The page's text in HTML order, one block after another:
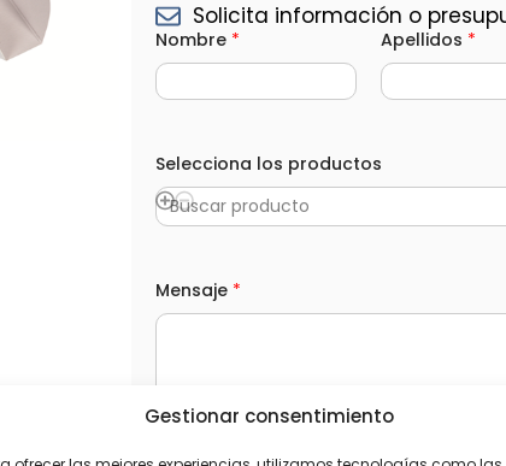
Gestionar consentimiento
Solicita información o
Nombre * Apellidos *
Selecciona los productos
Buscar producto
o
p
a
)
Mensaje *